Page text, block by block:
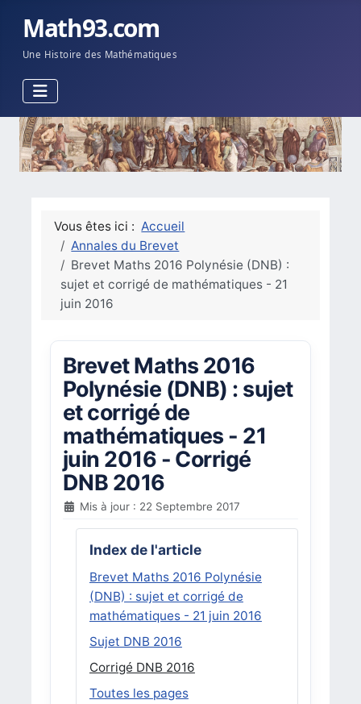
Math93.com
Une Histoire des Mathématiques
Vous êtes ici : Accueil
Annales du Brevet
Brevet Maths 2016 Polynésie (DNB) :
sujet et corrigé de mathématiques - 21
juin 2016
Brevet Maths 2016
Polynésie (DNB) : sujet
et corrigé de
mathématiques - 21
juin 2016 - Corrigé
DNB 2016
Mis à jour : 22 Septembre 2017
Index de l'article
Brevet Maths 2016 Polynésie
(DNB) : sujet et corrigé de
mathématiques - 21 juin 2016
Sujet DNB 2016
Corrigé DNB 2016
Toutes les pages